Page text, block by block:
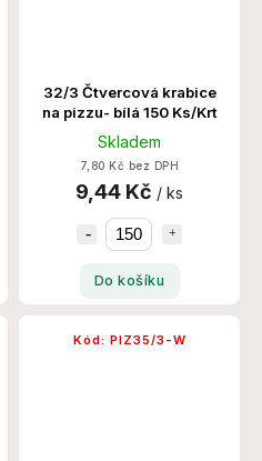
32/3 Čtvercová krabice
na pizzu- bílá 150 Ks/Krt
Skladem
7,80 Kč bez DPH
9,44 Kč / ks
Do košíku
Kód: PIZ35/3-W